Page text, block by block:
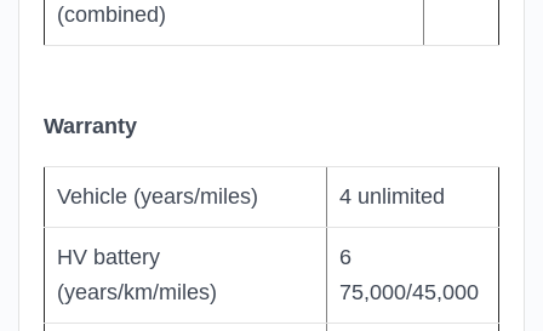
(combined)
Warranty
Vehicle (years/miles) 4 unlimited
HV battery
(years/km/miles)
6
75,000/45,000